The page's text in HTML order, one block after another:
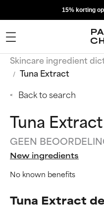
15% korting
Skincare ingredient
Tuna Extract
Back to search
Tuna Extract
GEEN
New ingredients
No known benefits
Tuna Extract